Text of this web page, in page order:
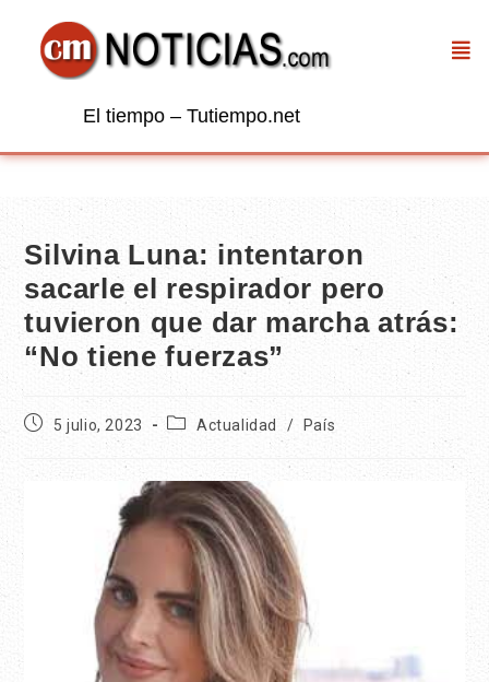
El tiempo – Tutiempo.net
Silvina Luna: intentaron
sacarle el respirador pero
tuvieron que dar marcha atrás:
“No tiene fuerzas”
5 julio, 2023 Actualidad / País